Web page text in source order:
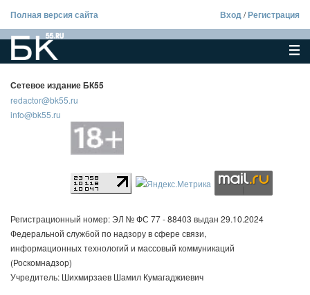
Полная версия сайта Вход/Регистрация
Сетевое издание БК55
redactor@bk55.ru
info@bk55.ru
Регистрационный номер: ЭЛ № ФС 77 - 88403 выдан 29.10.2024
Федеральной службой по надзору в сфере связи,
информационных технологий и массовый коммуникаций
(Роскомнадзор)
Учредитель: Шихмирзаев Шамил Кумагаджиевич